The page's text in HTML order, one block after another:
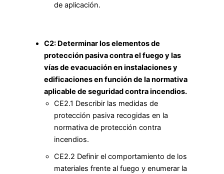
de aplicación.
C2: Determinar los elementos de
protección pasiva contra el fuego y las
vías de evacuación en instalaciones y
edificaciones en función de la normativa
aplicable de seguridad contra incendios.
CE2.1 Describir las medidas de
protección pasiva recogidas en la
normativa de protección contra
incendios.
CE2.2 Definir el comportamiento de los
materiales frente al fuego y enumerar la